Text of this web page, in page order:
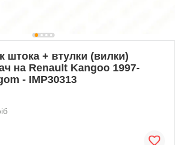
штока + втулки (вилки)
на Renault Kangoo 1997-
- IMP30313